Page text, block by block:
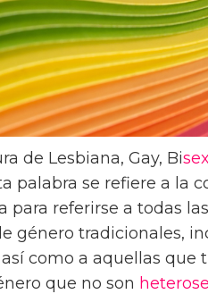
de Lesbiana, Gay, Bi
palabra se refiere a la
para referirse a todas
género tradicionales,
como a aquellas que
que no son